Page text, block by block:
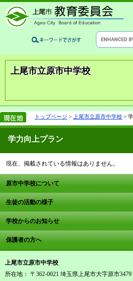
上尾市立原市中学校
トップページ > 上尾市立原市中学校 >
学力向上プラン
現在、掲載されている情報はありません。
原市中学校について
生徒の活動の様子
学校からのお知らせ
保護者の方へ
上尾市立原市中学校
所在地： 〒362-0021 埼玉県上尾市大字原市